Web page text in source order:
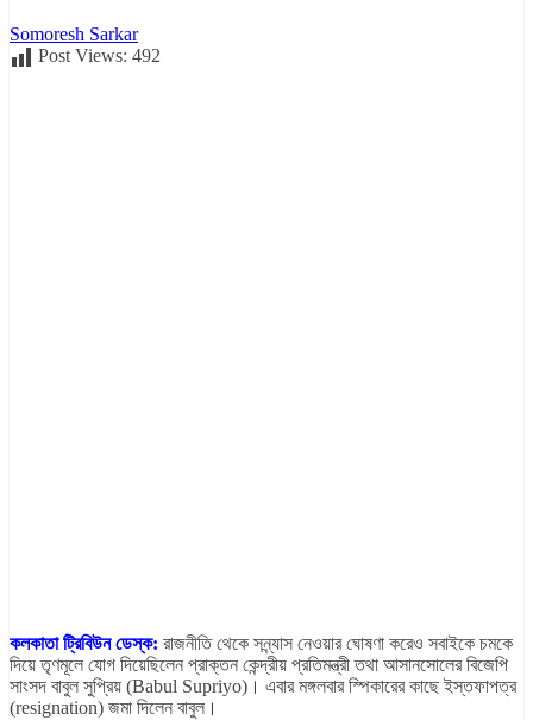
Somoresh Sarkar
Post Views: 492
কলকাতা ট্রিবিউন ডেস্ক: রাজনীতি থেকে সন্ন্যাস নেওয়ার ঘোষণা করেও সবাইকে চমকে
দিয়ে তৃণমূলে যোগ দিয়েছিলেন প্রাক্তন কেন্দ্রীয় প্রতিমন্ত্রী তথা আসানসোলের বিজেপি
সাংসদ বাবুল সুপ্রিয় (Babul Supriyo)। এবার মঙ্গলবার স্পিকারের কাছে ইস্তফাপত্র
(resignation) জমা দিলেন বাবুল।